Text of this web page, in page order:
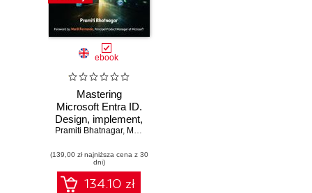
ebook
Mastering
Microsoft Entra ID.
Design, implement,
secure, and govern
solutions across
hybrid enterprises
Pramiti Bhatnagar, Merill Fernando
(139,00 zł najniższa cena z 30
dni)
134.10 zł